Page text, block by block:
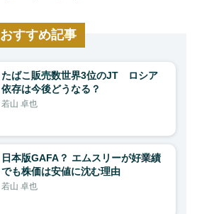
おすすめ記事
たばこ販売数世界3位のJT ロシア
依存は今後どうなる？
若山 卓也
日本版GAFA？ エムスリーが好業績
でも株価は安値に沈む理由
若山 卓也